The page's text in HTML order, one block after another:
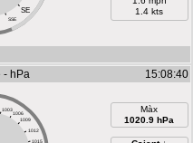
SE
SSE
1.4 kts
- hPa 15:08:40
1009
1003
1006
1012
1015
Màx
1020.9 hPa